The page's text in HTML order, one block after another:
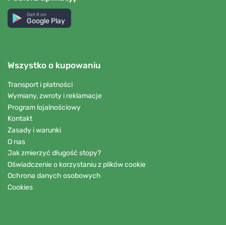
Get it on
Google Play
Wszystko o kupowaniu
Transport i płatności
Wymiany, zwroty i reklamacje
Program lojalnościowy
Kontakt
Zasady i warunki
O nas
Jak zmierzyć długość stopy?
Oświadczenie o korzystaniu z plików cookie
Ochrona danych osobowych
Cookies